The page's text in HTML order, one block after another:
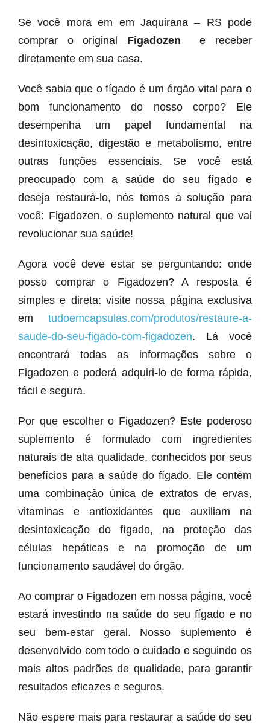
Se você mora em em Jaquirana – RS pode
comprar o original Figadozen
e receber
diretamente em sua casa.
Você sabia que o fígado é um órgão vital para o
bom funcionamento do nosso corpo? Ele
desempenha um papel fundamental na
desintoxicação, digestão e metabolismo, entre
outras funções essenciais. Se você está
preocupado com a saúde do seu fígado e
deseja restaurá-lo, nós temos a solução para
você: Figadozen, o suplemento natural que vai
revolucionar sua saúde!
Agora você deve estar se perguntando: onde
posso comprar o Figadozen? A resposta é
simples e direta: visite nossa página exclusiva
em tudoemcapsulas.com/produtos/restaure-a-
saude-do-seu-figado-com-figadozen. Lá você
encontrará todas as informações sobre o
Figadozen e poderá adquiri-lo de forma rápida,
fácil e segura.
Por que escolher o Figadozen? Este poderoso
suplemento é formulado com ingredientes
naturais de alta qualidade, conhecidos por seus
benefícios para a saúde do fígado. Ele contém
uma combinação única de extratos de ervas,
vitaminas e antioxidantes que auxiliam na
desintoxicação do fígado, na proteção das
células hepáticas e na promoção de um
funcionamento saudável do órgão.
Ao comprar o Figadozen em nossa página, você
estará investindo na saúde do seu fígado e no
seu bem-estar geral. Nosso suplemento é
desenvolvido com todo o cuidado e seguindo os
mais altos padrões de qualidade, para garantir
resultados eficazes e seguros.
Não espere mais para restaurar a saúde do seu